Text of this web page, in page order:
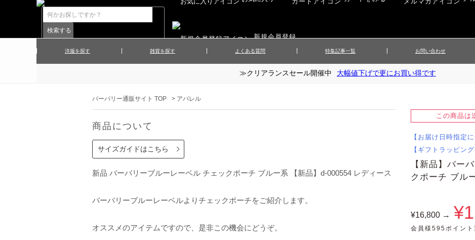
新規会員登録
洋服を探す
▲メンズニット
▲レディースワンピース ▲レディーススカート ▲レディースボトムス ▲レディースジャ
雑貨を探す
▲財布・キーケース
▲アクセサリー ▲靴下・ソックス
▲マフラー／ストール ▲傘／日傘
▲その他
よくある質問 特集記事一覧 お問い合わせ
≫クリアランスセール開催中 大幅値下げで更にお買い得です
バーバリー通販サイト TOP > アパレル
商品について
サイズガイドはこちら
新品 バーバリーブルーレーベル チェックポーチ ブルー系 【新品】d-000554 レディース
バーバリーブルーレーベルよりチェックポーチをご紹介します。
オススメのアイテムですので、是非この機会にどうぞ。
この商品は
【お届け日時指定に
【ギフトラッピン
【新品】バー
クポーチ ブル
¥16,800 →
会員様595ポイント